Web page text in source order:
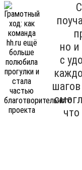
но
с